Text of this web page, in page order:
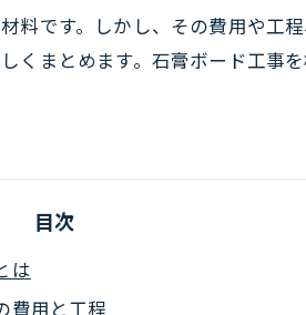
です。しかし、その費用や工
くまとめます。石膏ボード工事
目次
は
費用と工程